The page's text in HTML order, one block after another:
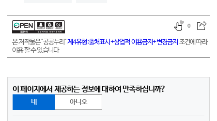
본 저작물은 "공공누리"제4유형:출처표시+상업적 이용금지+변경금지 조건에 따라
이용 할 수 있습니다.
0
이 페이지에서 제공하는 정보에 대하여 만족하십니까?
네 아니오